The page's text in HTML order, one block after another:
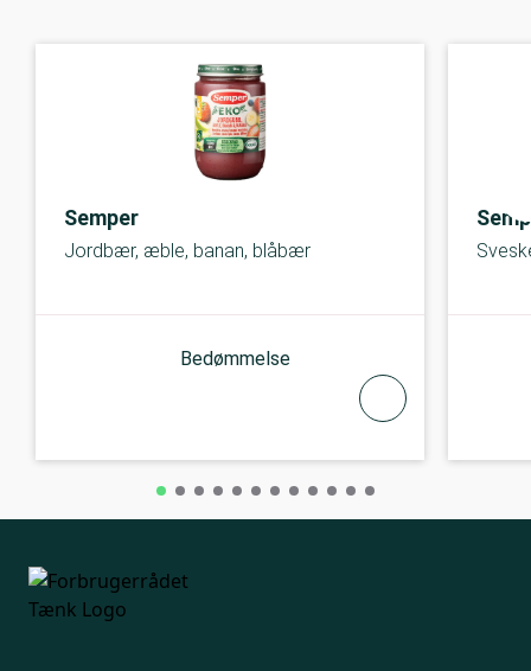
Semper
Jordbær, æble, banan, blåbær
Bedømmelse